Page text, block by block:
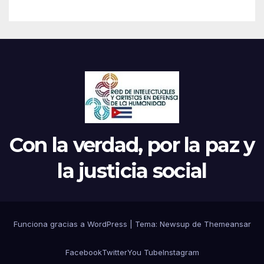
Con la verdad, por la paz y
la justicia social
Funciona gracias a WordPress Tema: Newsup de Themeansar
FacebookTwitterYou TubeInstagram